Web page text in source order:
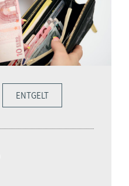
ENTGELT